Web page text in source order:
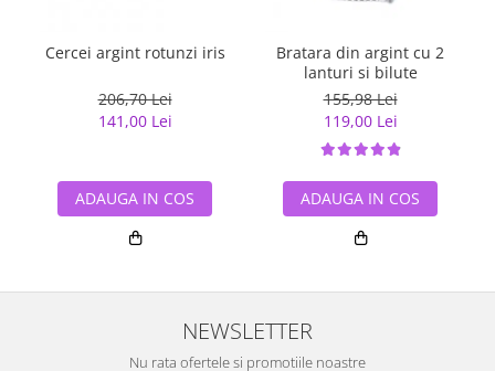
Cercei argint rotunzi iris
206,70 Lei
141,00 Lei
ADAUGA IN COS
Bratara din argint cu 2
lanturi si bilute
155,98 Lei
119,00 Lei
ADAUGA IN COS
NEWSLETTER
Nu rata ofertele si promotiile noastre